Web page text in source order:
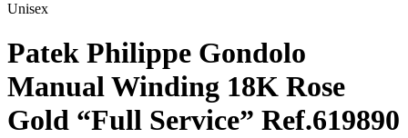
Unisex
Patek Philippe Gondolo
Manual Winding 18K Rose
Gold “Full Service” Ref.619890